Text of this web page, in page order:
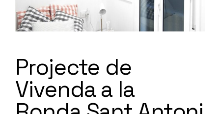
Projecte de
Vivenda a la